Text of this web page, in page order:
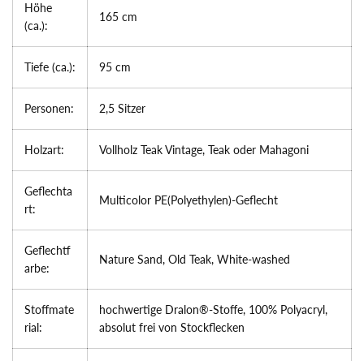
Höhe
(ca.):
165 cm
Tiefe (ca.): 95 cm
Personen: 2,5 Sitzer
Holzart: Vollholz Teak Vintage, Teak oder Mahagoni
Geflechta
rt:
Multicolor PE(Polyethylen)-Geflecht
Geflechtf
arbe:
Nature Sand, Old Teak, White-washed
Stoffmate
rial:
hochwertige Dralon®-Stoffe, 100% Polyacryl,
absolut frei von Stockflecken